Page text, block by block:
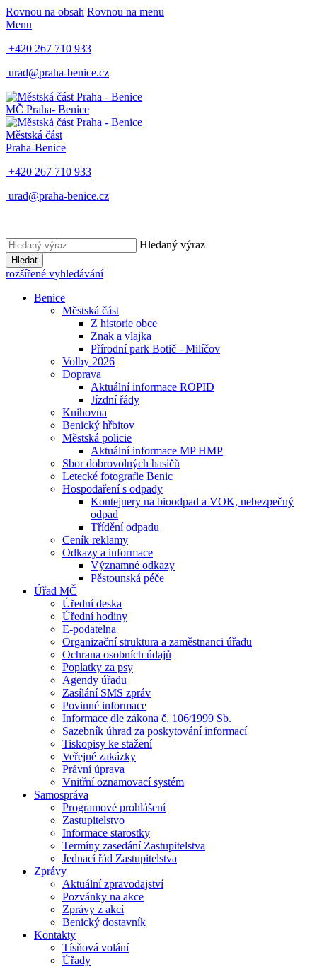
Rovnou na obsah Rovnou na menu
Menu
+420 267 710 933
urad@praha-benice.cz
MČ Praha- Benice
Městská část
Praha-Benice
+420 267 710 933
urad@praha-benice.cz
Hledaný výraz
Hledat
rozšířené vyhledávání
Benice
Městská část
Z historie obce
Znak a vlajka
Přírodní park Botič - Milíčov
Volby 2026
Doprava
Aktuální informace ROPID
Jízdní řády
Knihovna
Benický hřbitov
Městská policie
Aktuální informace MP HMP
Sbor dobrovolných hasičů
Letecké fotografie Benic
Hospodaření s odpady
Kontejnery na bioodpad a VOK, nebezpečný
odpad
Třídění odpadu
Ceník reklamy
Odkazy a informace
Významné odkazy
Pěstounská péče
Úřad MČ
Úřední deska
Úřední hodiny
E-podatelna
Organizační struktura a zaměstnanci úřadu
Ochrana osobních údajů
Poplatky za psy
Agendy úřadu
Zasílání SMS zpráv
Povinné informace
Informace dle zákona č. 106⁄1999 Sb.
Sazebník úhrad za poskytování informací
Tiskopisy ke stažení
Veřejné zakázky
Právní úprava
Vnitřní oznamovací systém
Samospráva
Programové prohlášení
Zastupitelstvo
Informace starostky
Termíny zasedání Zastupitelstva
Jednací řád Zastupitelstva
Zprávy
Aktuální zpravodajství
Pozvánky na akce
Zprávy z akcí
Benický dostavník
Kontakty
Tísňová volání
Úřady